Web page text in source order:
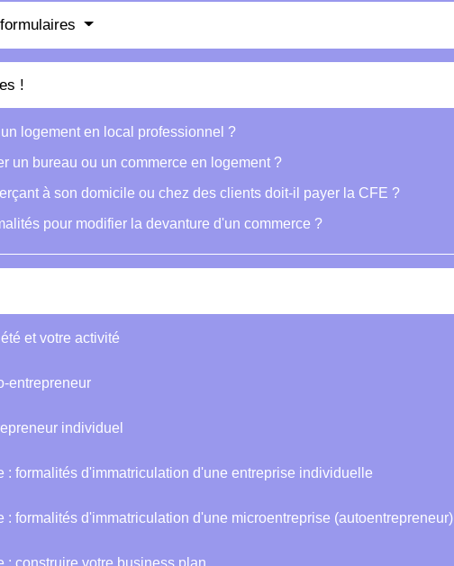
!
logement en local professionnel ?
un bureau ou un commerce en logement ?
à son domicile ou chez des clients doit-il payer la CFE ?
pour modifier la devanture d'un commerce ?
et votre activité
entrepreneur
individuel
: formalités d'immatriculation d'une entreprise individuelle
: formalités d'immatriculation d'une microentreprise (autoentrepreneur)